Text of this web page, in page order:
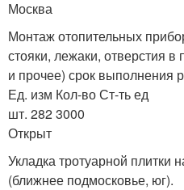
Москва
Монтаж отопительных
стояки, лежаки, отверстия в
и прочее) срок выполнения
Ед. изм Кол-во Ст-ть ед
шт. 282 3000
Открыт
Укладка тротуарной плитки
(ближнее подмосковье, юг).